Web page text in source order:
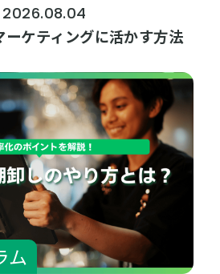
2026.08.04
ーケティングに活かす方法
ム